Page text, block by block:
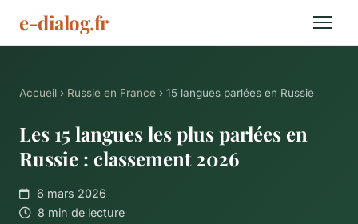
e-dialog.fr
Accueil › Russie en France › 15 langues parlées en Russie
Les 15 langues les plus parlées en
Russie : classement 2026
6 mars 2026
8 min de lecture